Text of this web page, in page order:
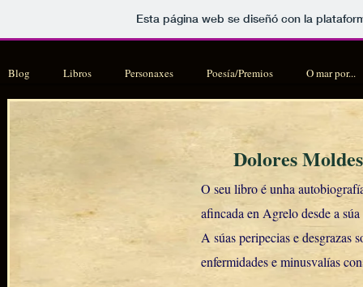
Esta página web se diseñó con la
Blog Libros Personaxes Poesía/Premios O mar por...
Dolores
O seu libro é unha
afincada en Agrelo desde a
A súas peripecias e desgrazas
enfermidades e minusvalías